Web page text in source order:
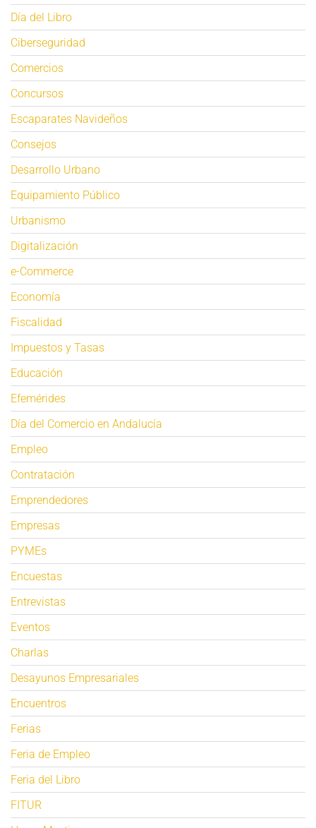
Día del Libro
Ciberseguridad
Comercios
Concursos
Escaparates Navideños
Consejos
Desarrollo Urbano
Equipamiento Público
Urbanismo
Digitalización
e-Commerce
Economía
Fiscalidad
Impuestos y Tasas
Educación
Efemérides
Día del Comercio en Andalucía
Empleo
Contratación
Emprendedores
Empresas
PYMEs
Encuestas
Entrevistas
Eventos
Charlas
Desayunos Empresariales
Encuentros
Ferias
Feria de Empleo
Feria del Libro
FITUR